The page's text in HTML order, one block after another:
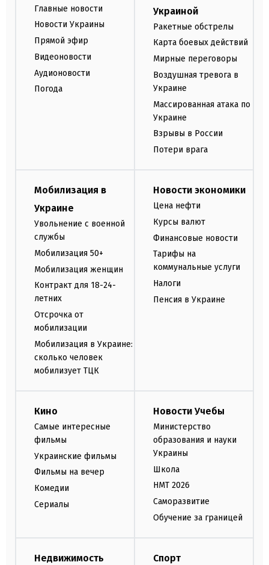
Главные новости
Новости Украины
Прямой эфир
Видеоновости
Аудионовости
Погода
Украиной
Ракетные обстрелы
Карта боевых действий
Мирные переговоры
Воздушная тревога в
Украине
Массированная атака по
Украине
Взрывы в России
Потери врага
Мобилизация в
Украине
Увольнение с военной
службы
Мобилизация 50+
Мобилизация женщин
Контракт для 18-24-
летних
Отсрочка от
мобилизации
Мобилизация в Украине:
сколько человек
мобилизует ТЦК
Новости экономики
Цена нефти
Курсы валют
Финансовые новости
Тарифы на
коммунальные услуги
Налоги
Пенсия в Украине
Кино
Самые интересные
фильмы
Украинские фильмы
Фильмы на вечер
Комедии
Сериалы
Новости Учебы
Министерство
образования и науки
Украины
Школа
НМТ 2026
Саморазвитие
Обучение за границей
Недвижимость Спорт